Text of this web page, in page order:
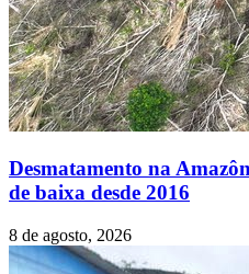
Desmatamento na
de baixa desde 2016
8 de agosto, 2026